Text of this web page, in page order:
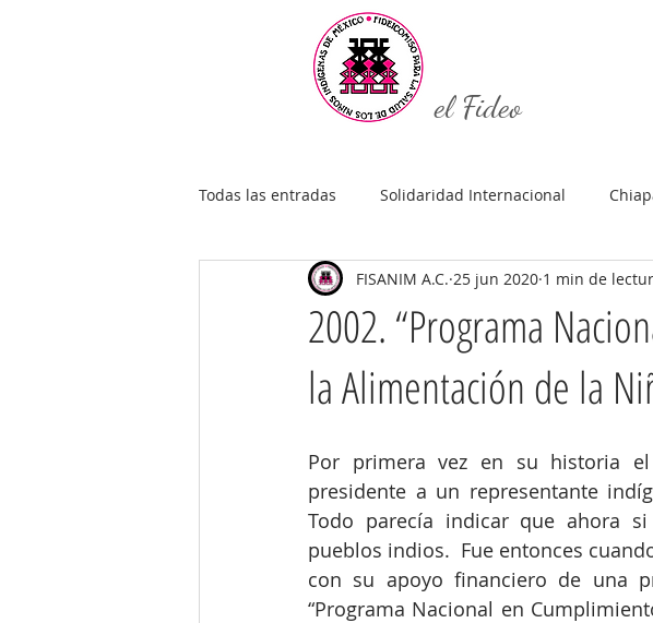
el Fideo
Todas las entradas Solidaridad Internacional
2002. “Programa
la Alimentación de la
FISANIM A.C. 25 jun 2020 1 min de
Por primera vez en su historia
presidente a un representante
Todo parecía indicar que ahora
pueblos indios.  Fue entonces
con su apoyo financiero de una
“Programa Nacional en